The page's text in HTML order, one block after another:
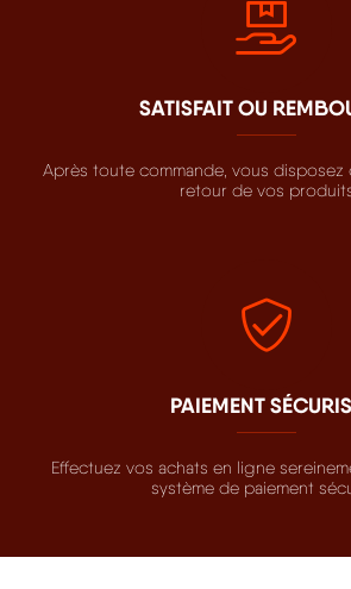
SATISFAIT OU
Après toute commande, vous disposez
retour de vos
PAIEMENT
Effectuez vos achats en ligne
système de paiement